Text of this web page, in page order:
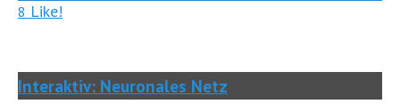
8 Like!
Interaktiv: Neuronales Netz